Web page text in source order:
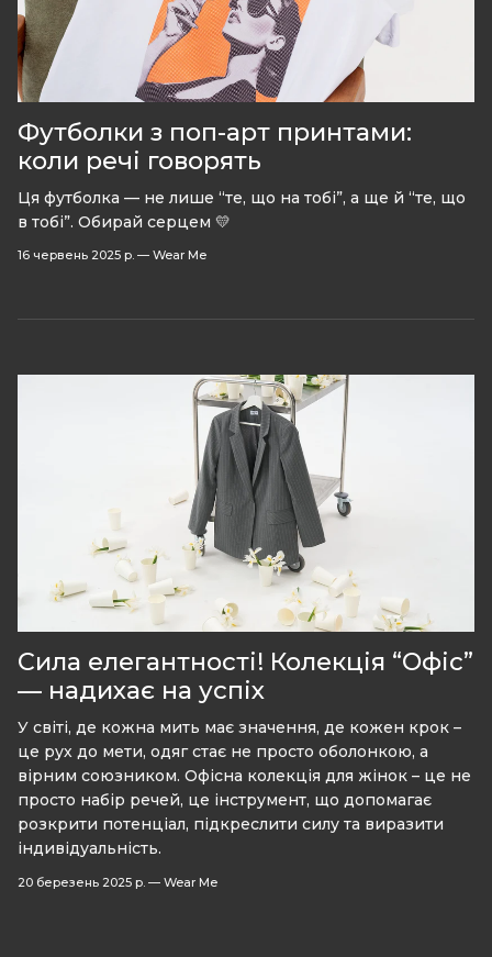
Футболки з поп-арт принтами:
коли речі говорять
Ця футболка — не лише “те, що на тобі”, а ще й “те, що
в тобі”. Обирай серцем 💛
16 червень 2025 р. — Wear Me
Сила елегантності! Колекція “Офіс”
— надихає на успіх
У світі, де кожна мить має значення, де кожен крок –
це рух до мети, одяг стає не просто оболонкою, а
вірним союзником. Офісна колекція для жінок – це не
просто набір речей, це інструмент, що допомагає
розкрити потенціал, підкреслити силу та виразити
індивідуальність.
20 березень 2025 р. — Wear Me